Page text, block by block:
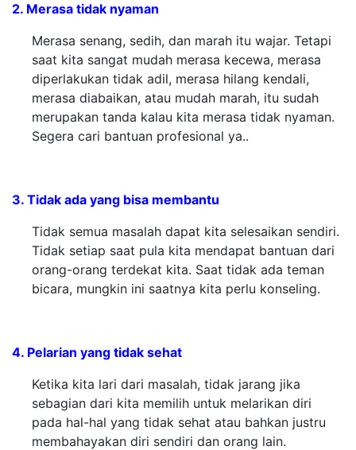
2. Merasa tidak nyaman
Merasa senang, sedih, dan marah itu wajar. Tetapi
saat kita sangat mudah merasa kecewa, merasa
diperlakukan tidak adil, merasa hilang kendali,
merasa diabaikan, atau mudah marah, itu sudah
merupakan tanda kalau kita merasa tidak nyaman.
Segera cari bantuan profesional ya..
3. Tidak ada yang bisa membantu
Tidak semua masalah dapat kita selesaikan sendiri.
Tidak setiap saat pula kita mendapat bantuan dari
orang-orang terdekat kita. Saat tidak ada teman
bicara, mungkin ini saatnya kita perlu konseling.
4. Pelarian yang tidak sehat
Ketika kita lari dari masalah, tidak jarang jika
sebagian dari kita memilih untuk melarikan diri
pada hal-hal yang tidak sehat atau bahkan justru
membahayakan diri sendiri dan orang lain.